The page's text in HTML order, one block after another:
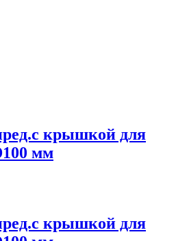
крышкой для
мм
крышкой для